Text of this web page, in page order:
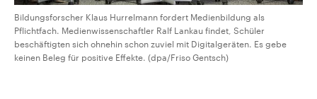
Bildungsforscher Klaus Hurrelmann fordert Medienbildung als
Pflichtfach. Medienwissenschaftler Ralf Lankau findet, Schüler
beschäftigten sich ohnehin schon zuviel mit Digitalgeräten. Es gebe
keinen Beleg für positive Effekte. (dpa/Friso Gentsch)